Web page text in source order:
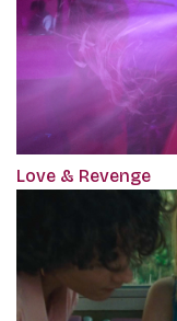
Love & Revenge